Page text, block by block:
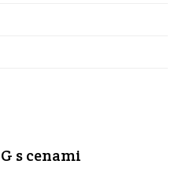
s cenami